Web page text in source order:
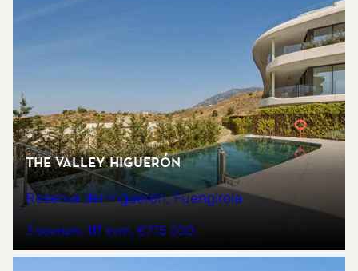
The Valley Higuerón
Reserva del Higuerón, Fuengirola
3 sovrum 117 kvm €775 000